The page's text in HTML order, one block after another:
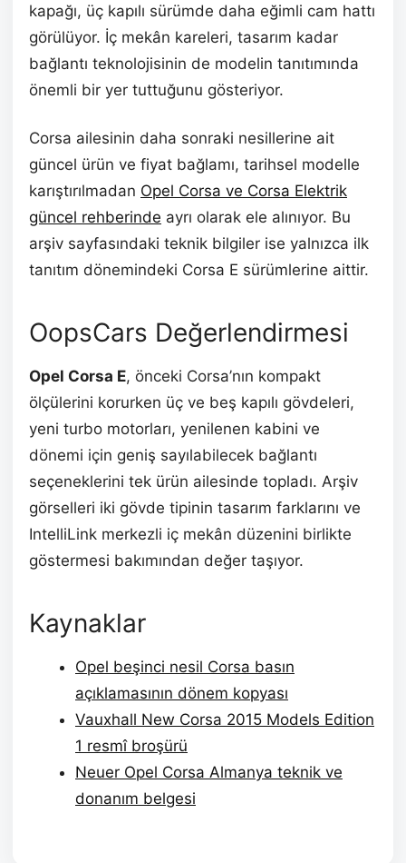
kapağı, üç kapılı sürümde daha eğimli cam hattı
görülüyor. İç mekân kareleri, tasarım kadar
bağlantı teknolojisinin de modelin tanıtımında
önemli bir yer tuttuğunu gösteriyor.
Corsa ailesinin daha sonraki nesillerine ait
güncel ürün ve fiyat bağlamı, tarihsel modelle
karıştırılmadan Opel Corsa ve Corsa Elektrik
güncel rehberinde ayrı olarak ele alınıyor. Bu
arşiv sayfasındaki teknik bilgiler ise yalnızca ilk
tanıtım dönemindeki Corsa E sürümlerine aittir.
OopsCars Değerlendirmesi
Opel Corsa E, önceki Corsa’nın kompakt
ölçülerini korurken üç ve beş kapılı gövdeleri,
yeni turbo motorları, yenilenen kabini ve
dönemi için geniş sayılabilecek bağlantı
seçeneklerini tek ürün ailesinde topladı. Arşiv
görselleri iki gövde tipinin tasarım farklarını ve
IntelliLink merkezli iç mekân düzenini birlikte
göstermesi bakımından değer taşıyor.
Kaynaklar
Opel beşinci nesil Corsa basın
açıklamasının dönem kopyası
Vauxhall New Corsa 2015 Models Edition
1 resmî broşürü
Neuer Opel Corsa Almanya teknik ve
donanım belgesi